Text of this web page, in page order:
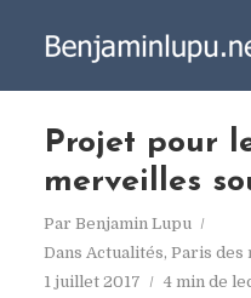
Projet pour
merveilles
Par Benjamin Lupu
Dans Actualités, Paris des
1 juillet 2017
4 min de